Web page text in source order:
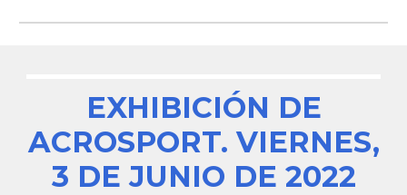
EXHIBICIÓN DE
ACROSPORT. VIERNES,
3 DE JUNIO DE 2022